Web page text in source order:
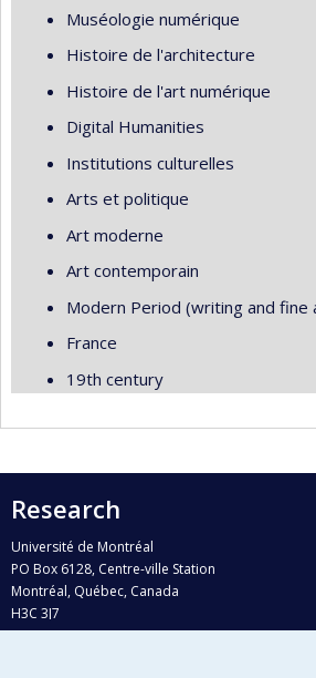
Muséologie numérique
Histoire de l'architecture
Histoire de l'art numérique
Digital Humanities
Institutions culturelles
Arts et politique
Art moderne
Art contemporain
Modern Period (writing and fine
France
19th century
Research
Université de Montréal
PO Box 6128, Centre-ville Station
Montréal, Québec, Canada
H3C 3J7